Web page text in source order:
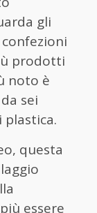
gli
prodotti
noto è
sei
questa
essere